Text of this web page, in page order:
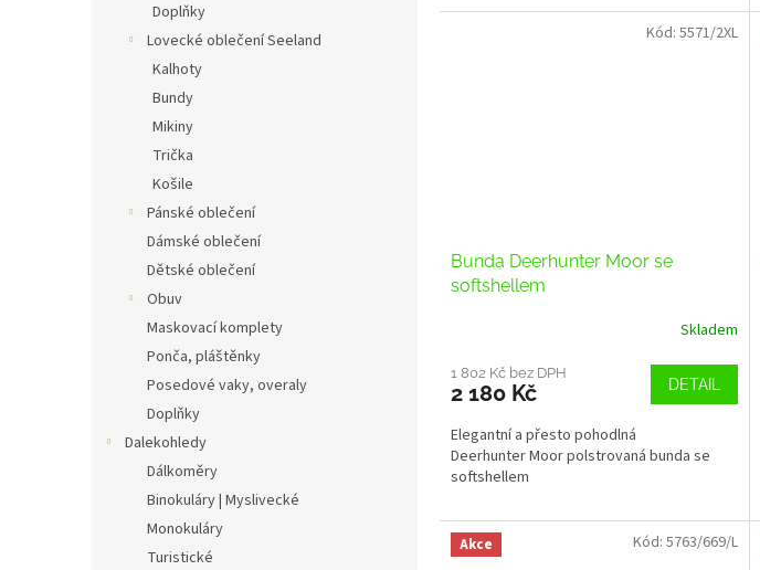
Doplňky
Lovecké oblečení Seeland
Kalhoty
Bundy
Mikiny
Trička
Košile
Pánské oblečení
Dámské oblečení
Dětské oblečení
Obuv
Maskovací komplety
Ponča, pláštěnky
Posedové vaky, overaly
Doplňky
Dalekohledy
Dálkoměry
Binokuláry | Myslivecké
Monokuláry
Turistické
Bunda Deerhunter Moor se
softshellem
Skladem
1 802 Kč bez DPH
2 180 Kč DETAIL
Elegantní a přesto pohodlná
Deerhunter Moor polstrovaná bunda se
softshellem
Kód: 5571/2XL
Akce Kód: 5763/669/L